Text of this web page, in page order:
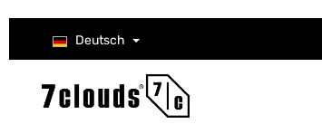
Hauptinhalt springen
Zur Suche springen
Zur Hauptnavigation springen
Deutsch